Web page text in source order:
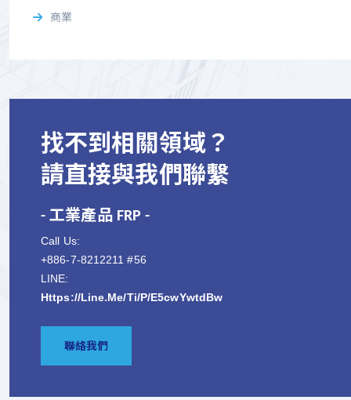
商業
找不到相關領域？
請直接與我們聯繫
- 工業產品 FRP -
Call Us:
+886-7-8212211 #56
LINE:
Https://line.me/ti/p/e5cwYwtdBw
聯絡我們